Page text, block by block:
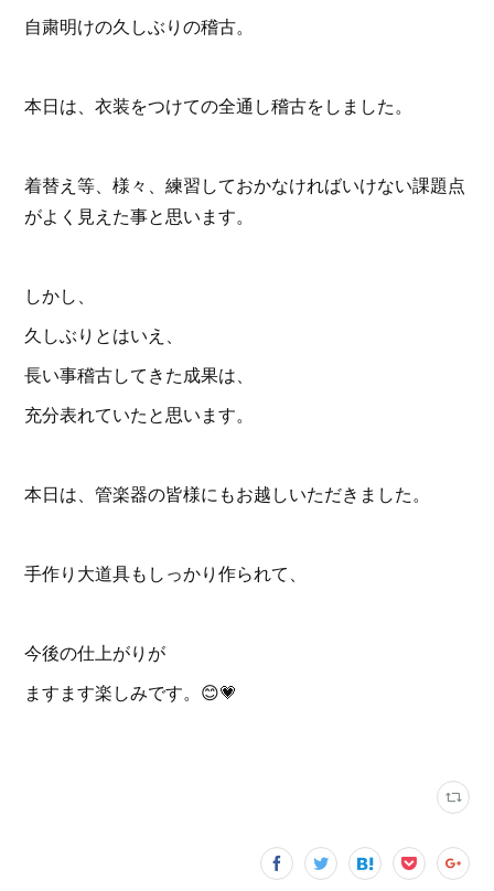
自粛明けの久しぶりの稽古。
本日は、衣装をつけての全通し稽古をしました。
着替え等、様々、練習しておかなければいけない課題点
がよく見えた事と思います。
しかし、
久しぶりとはいえ、
長い事稽古してきた成果は、
充分表れていたと思います。
本日は、管楽器の皆様にもお越しいただきました。
手作り大道具もしっかり作られて、
今後の仕上がりが
ますます楽しみです。😊💗